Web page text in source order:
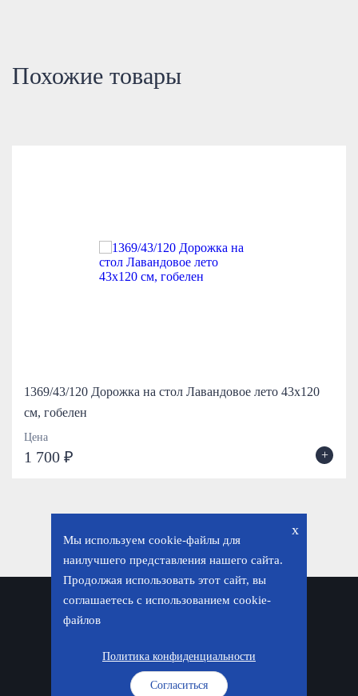
Похожие товары
1369/43/120 Дорожка на стол Лавандовое лето 43х120
см, гобелен
Цена
1 700 ₽ +
x
Мы используем cookie-файлы для
наилучшего представления нашего сайта.
Продолжая использовать этот сайт, вы
соглашаетесь с использованием cookie-
файлов
Согласиться
Политика конфиденциальности